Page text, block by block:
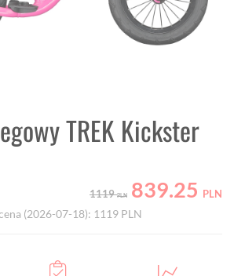
TREK Kickster
1119PLN 839.25 PLN
(2026-07-18): 1119 PLN